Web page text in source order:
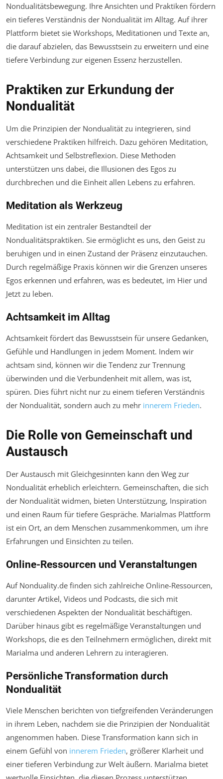
Nondualitätsbewegung. Ihre Ansichten und Praktiken fördern
ein tieferes Verständnis der Nondualität im Alltag. Auf ihrer
Plattform bietet sie Workshops, Meditationen und Texte an,
die darauf abzielen, das Bewusstsein zu erweitern und eine
tiefere Verbindung zur eigenen Essenz herzustellen.
Praktiken zur Erkundung der
Nondualität
Um die Prinzipien der Nondualität zu integrieren, sind
verschiedene Praktiken hilfreich. Dazu gehören Meditation,
Achtsamkeit und Selbstreflexion. Diese Methoden
unterstützen uns dabei, die Illusionen des Egos zu
durchbrechen und die Einheit allen Lebens zu erfahren.
Meditation als Werkzeug
Meditation ist ein zentraler Bestandteil der
Nondualitätspraktiken. Sie ermöglicht es uns, den Geist zu
beruhigen und in einen Zustand der Präsenz einzutauchen.
Durch regelmäßige Praxis können wir die Grenzen unseres
Egos erkennen und erfahren, was es bedeutet, im Hier und
Jetzt zu leben.
Achtsamkeit im Alltag
Achtsamkeit fördert das Bewusstsein für unsere Gedanken,
Gefühle und Handlungen in jedem Moment. Indem wir
achtsam sind, können wir die Tendenz zur Trennung
überwinden und die Verbundenheit mit allem, was ist,
spüren. Dies führt nicht nur zu einem tieferen Verständnis
der Nondualität, sondern auch zu mehr innerem Frieden.
Die Rolle von Gemeinschaft und
Austausch
Der Austausch mit Gleichgesinnten kann den Weg zur
Nondualität erheblich erleichtern. Gemeinschaften, die sich
der Nondualität widmen, bieten Unterstützung, Inspiration
und einen Raum für tiefere Gespräche. Marialmas Plattform
ist ein Ort, an dem Menschen zusammenkommen, um ihre
Erfahrungen und Einsichten zu teilen.
Online-Ressourcen und Veranstaltungen
Auf Nonduality.de finden sich zahlreiche Online-Ressourcen,
darunter Artikel, Videos und Podcasts, die sich mit
verschiedenen Aspekten der Nondualität beschäftigen.
Darüber hinaus gibt es regelmäßige Veranstaltungen und
Workshops, die es den Teilnehmern ermöglichen, direkt mit
Marialma und anderen Lehrern zu interagieren.
Persönliche Transformation durch
Nondualität
Viele Menschen berichten von tiefgreifenden Veränderungen
in ihrem Leben, nachdem sie die Prinzipien der Nondualität
angenommen haben. Diese Transformation kann sich in
einem Gefühl von innerem Frieden, größerer Klarheit und
einer tieferen Verbindung zur Welt äußern. Marialma bietet